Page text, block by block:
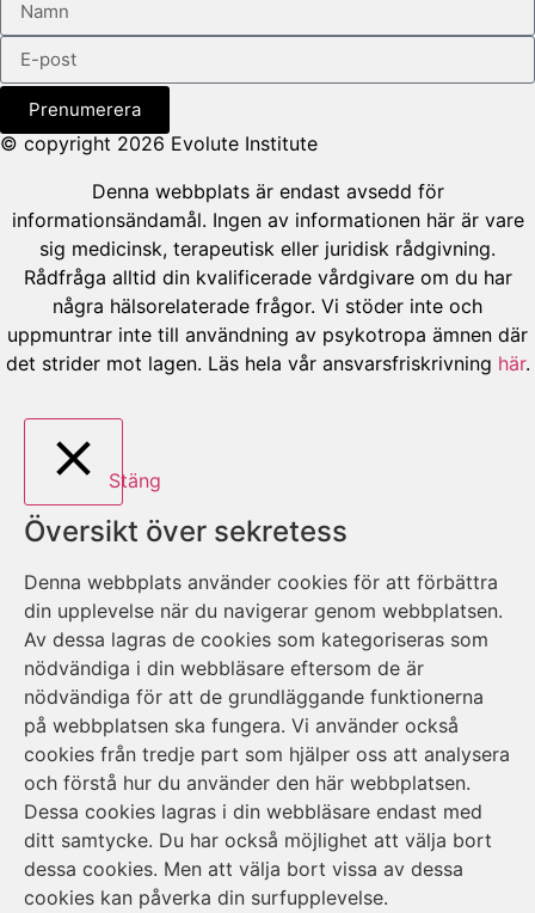
Prenumerera
© copyright 2026 Evolute Institute
Denna webbplats är endast avsedd för
informationsändamål. Ingen av informationen här är vare
sig medicinsk, terapeutisk eller juridisk rådgivning.
Rådfråga alltid din kvalificerade vårdgivare om du har
några hälsorelaterade frågor. Vi stöder inte och
uppmuntrar inte till användning av psykotropa ämnen där
det strider mot lagen. Läs hela vår ansvarsfriskrivning här.
Stäng
Översikt över sekretess
Denna webbplats använder cookies för att förbättra
din upplevelse när du navigerar genom webbplatsen.
Av dessa lagras de cookies som kategoriseras som
nödvändiga i din webbläsare eftersom de är
nödvändiga för att de grundläggande funktionerna
på webbplatsen ska fungera. Vi använder också
cookies från tredje part som hjälper oss att analysera
och förstå hur du använder den här webbplatsen.
Dessa cookies lagras i din webbläsare endast med
ditt samtycke. Du har också möjlighet att välja bort
dessa cookies. Men att välja bort vissa av dessa
cookies kan påverka din surfupplevelse.